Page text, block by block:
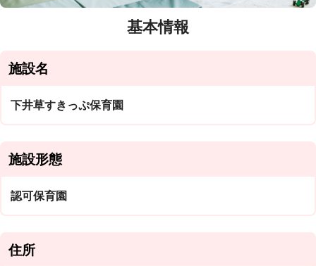
基本情報
施設名
下井草すきっぷ保育園
施設形態
認可保育園
住所